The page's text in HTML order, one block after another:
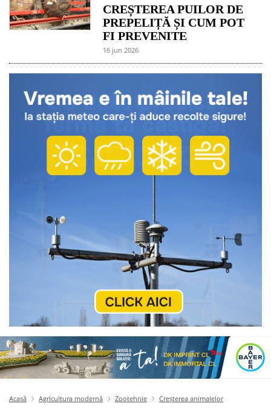
CREȘTEREA PUILOR DE
PREPELIȚĂ ȘI CUM POT
FI PREVENITE
16 jun 2026
Acasă Agricultura modernă Zootehnie Creșterea animalelor